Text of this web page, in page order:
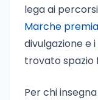
lega ai
Marche
divulgazione e
trovato spazio
Per chi